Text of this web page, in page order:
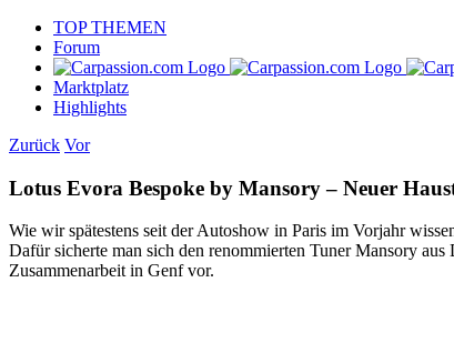
Skip
content
TOP THEMEN
Forum
Marktplatz
Highlights
Zurück Vor
Lotus Evora Bespoke by Mansory – Neuer
Wie wir spätestens seit der Autoshow in Paris im Vorjahr
Dafür sicherte man sich den renommierten Tuner Mansory
Zusammenarbeit in Genf vor.